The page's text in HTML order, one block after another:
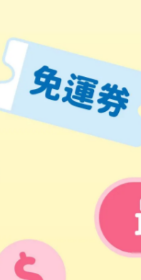
得不快樂，原因是因為
中，孩子會學習如何與
因此家長更需要關心孩
對著黑暗咆哮時，沒有
這個故事，培養孩子設
友，但他用尖銳的爪子
對他人做出友善的行為
一看就害怕的外表，他